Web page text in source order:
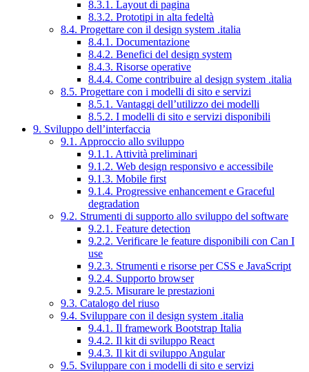
8.3.1. Layout di pagina
8.3.2. Prototipi in alta fedeltà
8.4. Progettare con il design system .italia
8.4.1. Documentazione
8.4.2. Benefici del design system
8.4.3. Risorse operative
8.4.4. Come contribuire al design system .italia
8.5. Progettare con i modelli di sito e servizi
8.5.1. Vantaggi dell’utilizzo dei modelli
8.5.2. I modelli di sito e servizi disponibili
9. Sviluppo dell’interfaccia
9.1. Approccio allo sviluppo
9.1.1. Attività preliminari
9.1.2. Web design responsivo e accessibile
9.1.3. Mobile first
9.1.4. Progressive enhancement e Graceful
degradation
9.2. Strumenti di supporto allo sviluppo del software
9.2.1. Feature detection
9.2.2. Verificare le feature disponibili con Can I
use
9.2.3. Strumenti e risorse per CSS e JavaScript
9.2.4. Supporto browser
9.2.5. Misurare le prestazioni
9.3. Catalogo del riuso
9.4. Sviluppare con il design system .italia
9.4.1. Il framework Bootstrap Italia
9.4.2. Il kit di sviluppo React
9.4.3. Il kit di sviluppo Angular
9.5. Sviluppare con i modelli di sito e servizi